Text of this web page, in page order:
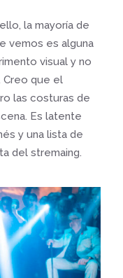
la mayoría de
vemos es alguna
visual y no
Creo que el
las costuras de
Es latente
y una lista de
del stremaing.